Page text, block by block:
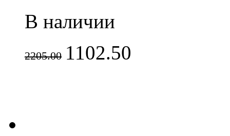
В наличии
2205.00 1102.50